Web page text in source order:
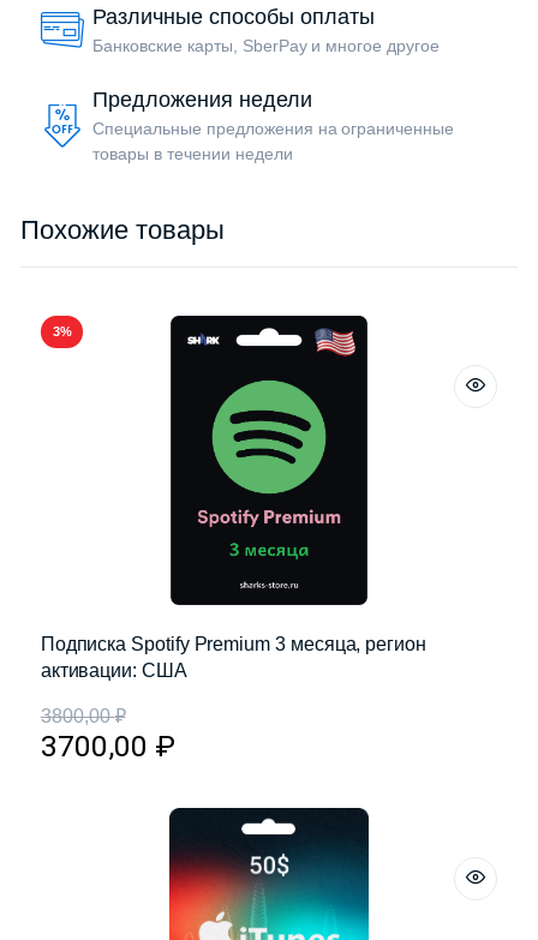
Различные способы оплаты
Банковские карты, SberPay и многое другое
Предложения недели
Специальные предложения на ограниченные
товары в течении недели
Похожие товары
3%
Подписка Spotify Premium 3 месяца, регион
активации: США
3800,00₽
3700,00 ₽